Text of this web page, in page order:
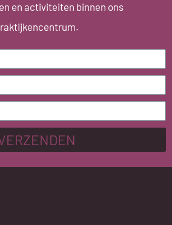
en activiteiten binnen ons